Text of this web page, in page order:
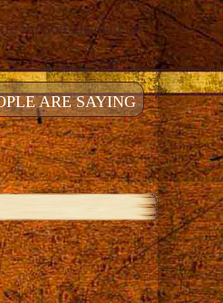
in God has had on
ARE SAYING